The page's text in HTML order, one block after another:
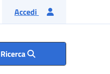
italiana
Accedi
Ricerca